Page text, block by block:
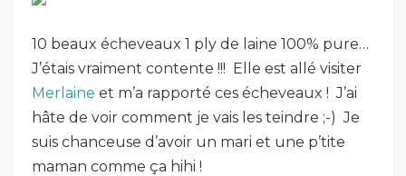
10 beaux écheveaux 1 ply de laine 100% pure…
J’étais vraiment contente !!! Elle est allé visiter
Merlaine et m’a rapporté ces écheveaux ! J’ai
hâte de voir comment je vais les teindre ;-) Je
suis chanceuse d’avoir un mari et une p’tite
maman comme ça hihi !